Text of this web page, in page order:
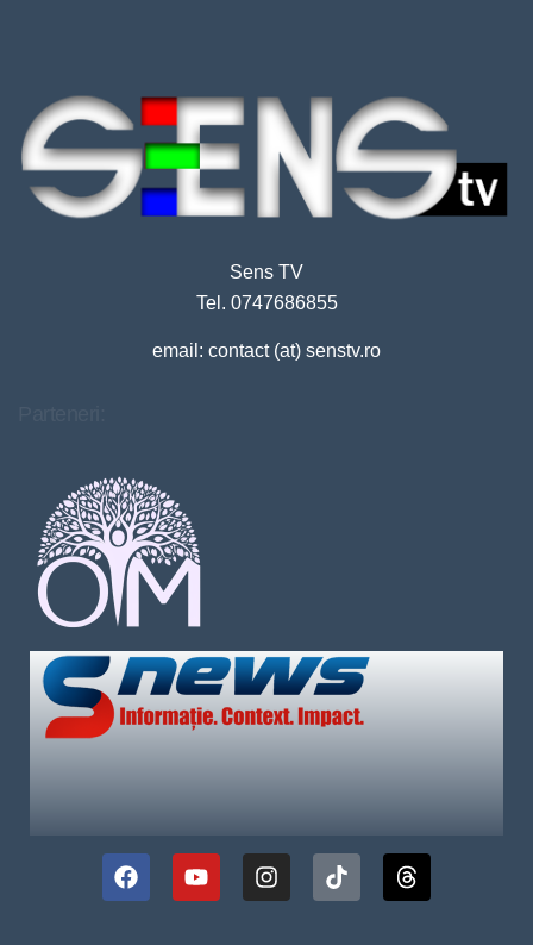
Sens TV
Tel. 0747686855
email: contact (at) senstv.ro